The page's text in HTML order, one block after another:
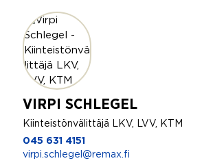
VIRPI SCHLEGEL
Kiinteistönvälittäjä LKV, LVV, KTM
045 631 4151
virpi.schlegel@remax.fi